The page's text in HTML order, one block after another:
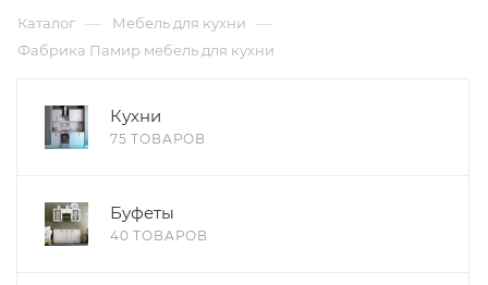
Каталог — Мебель для кухни —
Фабрика Памир мебель для кухни
Кухни
75 ТОВАРОВ
Буфеты
40 ТОВАРОВ